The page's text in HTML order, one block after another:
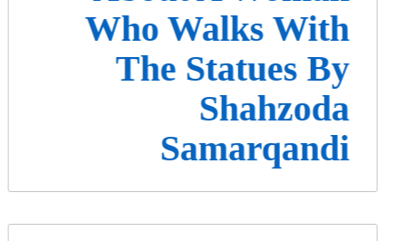
Who Walks With
The Statues By
Shahzoda
Samarqandi